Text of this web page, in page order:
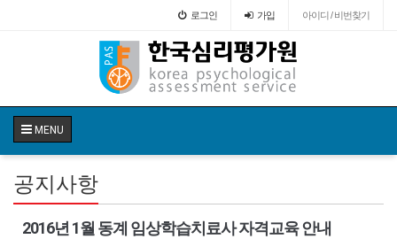
로그인 가입 아이디 / 비번찾기
MENU
공지사항
2016년 1월 동계 임상학습치료사 자격교육 안내